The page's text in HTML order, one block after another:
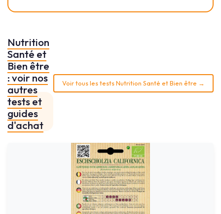
Nutrition
Santé et
Bien être
: voir nos
autres
tests et
guides
d'achat
Voir tous les tests Nutrition Santé et Bien être →